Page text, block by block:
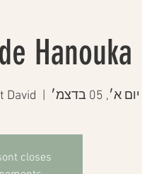
Hanouka
יום א׳, 05 בדצמ׳ David
closes